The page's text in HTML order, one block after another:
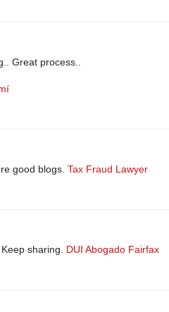
Great process..
good blogs. Tax Fraud Lawyer
sharing. DUI Abogado Fairfax